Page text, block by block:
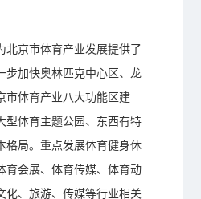
北京市体育产业发展提供了
步加快奥林匹克中心区、龙
市体育产业八大功能区建
型体育主题公园、东西有特
格局。重点发展体育健身休
育会展、体育传媒、体育动
化、旅游、传媒等行业相关